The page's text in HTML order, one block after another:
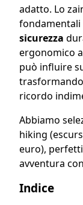
adatto. Lo
sicurezza
ergonomico
può influire
ricordo
Abbiamo
hiking
euro),
avventura
Indice